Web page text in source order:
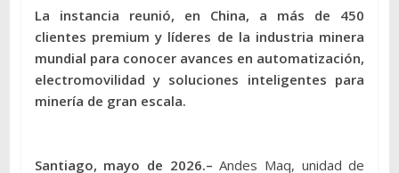
La instancia reunió, en China, a más de 450
clientes premium y líderes de la industria minera
mundial para conocer avances en automatización,
electromovilidad y soluciones inteligentes para
minería de gran escala.
Santiago, mayo de 2026.– Andes Maq, unidad de